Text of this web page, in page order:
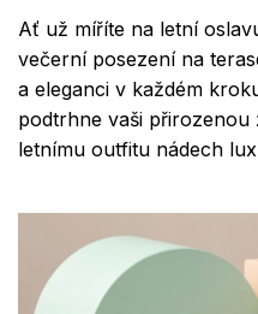
Ať už míříte na letní
večerní posezení na
a eleganci v každém
podtrhne vaši přirozenou
letnímu outfitu nádech